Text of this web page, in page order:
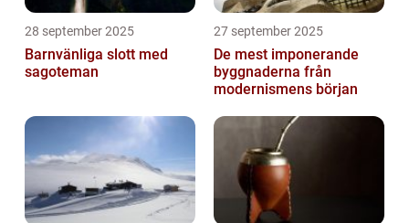
28 september 2025
Barnvänliga slott med
sagoteman
27 september 2025
De mest imponerande
byggnaderna från
modernismens början